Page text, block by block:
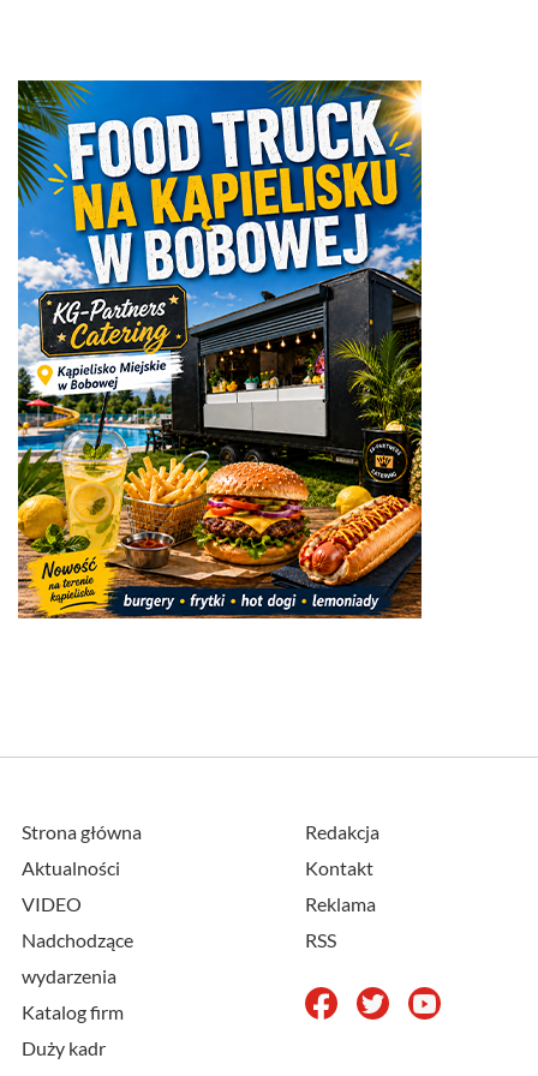
Strona główna
Aktualności
VIDEO
Nadchodzące
wydarzenia
Katalog firm
Duży kadr
Redakcja
Kontakt
Reklama
RSS